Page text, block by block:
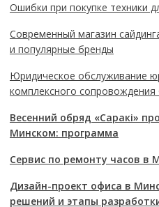
Ошибки при покупке техники
Современный магазин
и популярные бренды
Юридическое обслуживание
комплексного сопровождения
Весенний обряд «Саракі»
Минском: программа
Сервис по ремонту часов в
Дизайн-проект офиса в
решений и этапы